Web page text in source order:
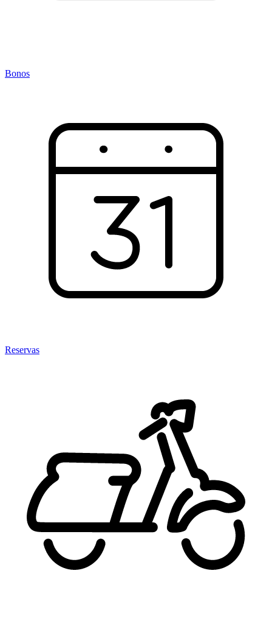
Bonos
Reservas